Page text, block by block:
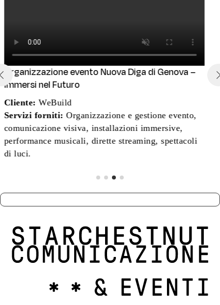
Organizzazione evento: La giornata
dell’autostima
Cliente:Dove (Gruppo Unilever)
Servizi forniti:Ideazione, progettazione e gestione
evento, direzione creativa, installazioni cupola,
scenografia, allestimenti interattivi, permessistica e
regia complessiva.